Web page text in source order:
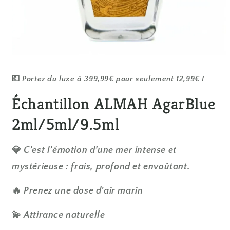
média
1
une
fenêtre
💶Portez du luxe à399,99€pour seulement 12,99€!
Échantillon ALMAH AgarBlue
2ml/5ml/9.5ml
💎 C’est l’émotion d’une mer intense et
mystérieuse : frais, profond et envoûtant.
🔥 Prenez une dose d'air marin
💫 Attirance naturelle